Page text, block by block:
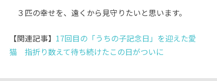
３匹の幸せを、遠くから見守りたいと思います。
【関連記事】 17回目の「うちの子記念日」を迎えた愛
猫 指折り数えて待ち続けたこの日がついに